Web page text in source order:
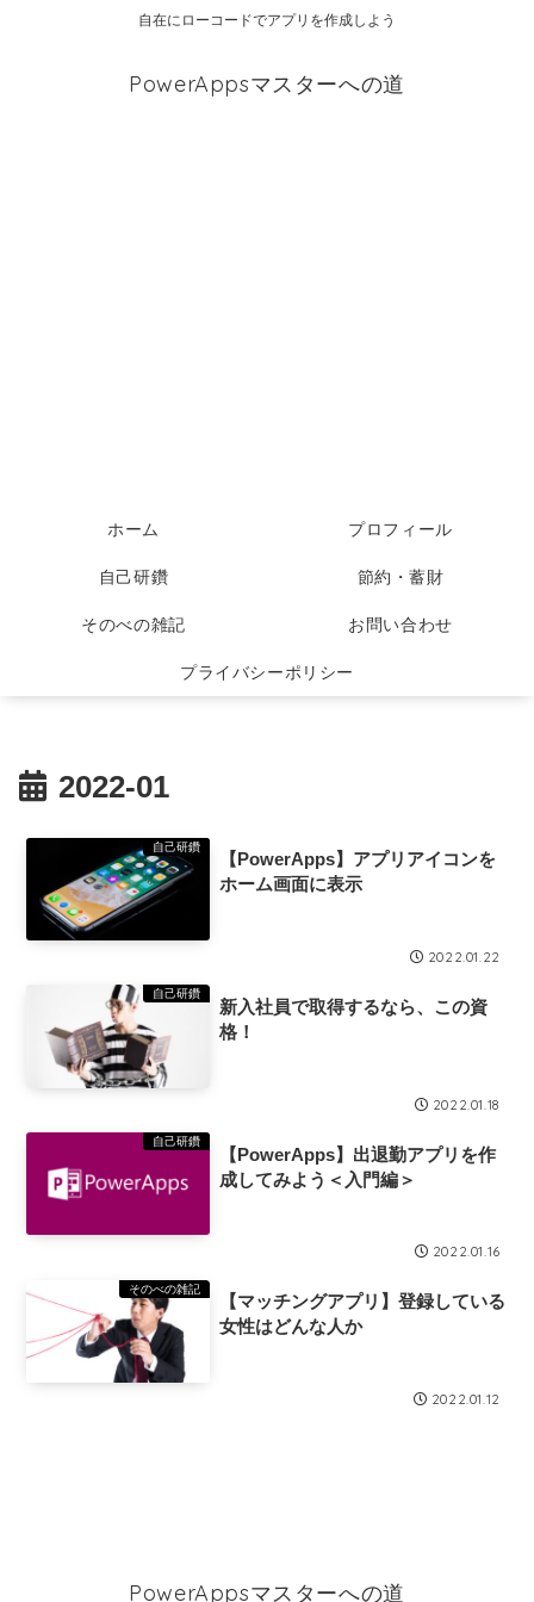
自在にローコードでアプリを作成しよう
PowerAppsマスターへの道
ホーム プロフィール
自己研鑽 節約・蓄財
そのべの雑記 お問い合わせ
プライバシーポリシー
2022-01
自己研鑽
【PowerApps】アプリアイコンを
ホーム画面に表示
2022.01.22
自己研鑽
新入社員で取得するなら、この資
格！
2022.01.18
自己研鑽
【PowerApps】出退勤アプリを作
成してみよう＜入門編＞
2022.01.16
そのべの雑記
【マッチングアプリ】登録している
女性はどんな人か
2022.01.12
PowerAppsマスターへの道